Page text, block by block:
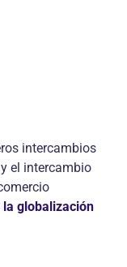
intercambios
el intercambio
globalización